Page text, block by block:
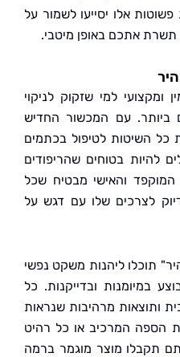
יסייעו לשמור על
באופן מיטבי.
למי שזקוק לניקוי
עם המכשור החדיש
לטיפול בכתמים
שהריפודים
והאישי מבטיח שכל
שלו עם דגש על
ליהנות משקט נפשי
ובדייקנות. כל
מרהיבות שנראות
או כל רהיט
מוצר מוגמר ברמה